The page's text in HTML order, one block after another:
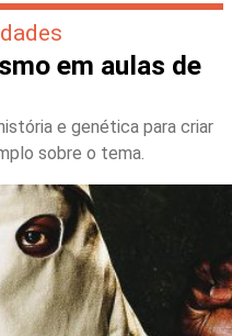
em aulas de
e genética para criar
sobre o tema.